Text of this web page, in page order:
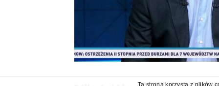
Ta strona korzysta z plików